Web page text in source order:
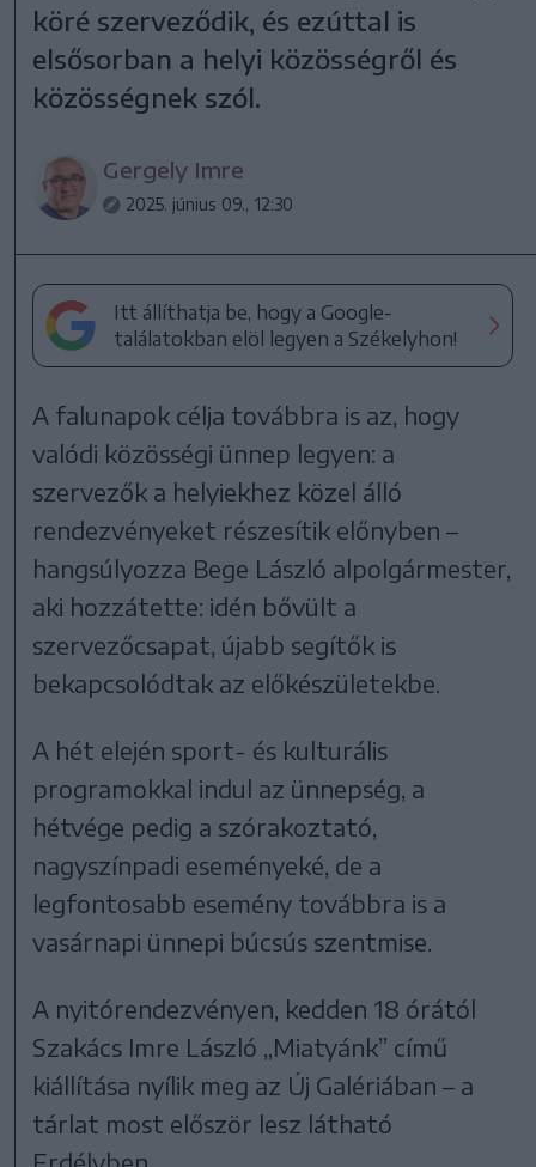
köré szerveződik, és ezúttal is
elsősorban a helyi közösségről és
közösségnek szól.
Gergely Imre
2025. június 09., 12:30
Itt állíthatja be, hogy a Google-
találatokban elöl legyen a Székelyhon!
A falunapok célja továbbra is az, hogy
valódi közösségi ünnep legyen: a
szervezők a helyiekhez közel álló
rendezvényeket részesítik előnyben –
hangsúlyozza Bege László alpolgármester,
aki hozzátette: idén bővült a
szervezőcsapat, újabb segítők is
bekapcsolódtak az előkészületekbe.
A hét elején sport- és kulturális
programokkal indul az ünnepség, a
hétvége pedig a szórakoztató,
nagyszínpadi eseményeké, de a
legfontosabb esemény továbbra is a
vasárnapi ünnepi búcsús szentmise.
A nyitórendezvényen, kedden 18 órától
Szakács Imre László „Miatyánk” című
kiállítása nyílik meg az Új Galériában – a
tárlat most először lesz látható
Erdélyben.